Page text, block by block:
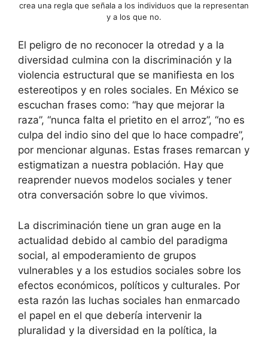
crea una regla que señala a los individuos que la representan
y a los que no.
El peligro de no reconocer la otredad y a la
diversidad culmina con la discriminación y la
violencia estructural que se manifiesta en los
estereotipos y en roles sociales. En México se
escuchan frases como: “hay que mejorar la
raza”, “nunca falta el prietito en el arroz”, “no es
culpa del indio sino del que lo hace compadre”,
por mencionar algunas. Estas frases remarcan y
estigmatizan a nuestra población. Hay que
reaprender nuevos modelos sociales y tener
otra conversación sobre lo que vivimos.
La discriminación tiene un gran auge en la
actualidad debido al cambio del paradigma
social, al empoderamiento de grupos
vulnerables y a los estudios sociales sobre los
efectos económicos, políticos y culturales. Por
esta razón las luchas sociales han enmarcado
el papel en el que debería intervenir la
pluralidad y la diversidad en la política, la